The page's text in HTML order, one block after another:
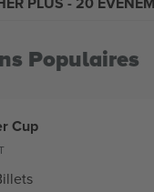
Populaires
Cup